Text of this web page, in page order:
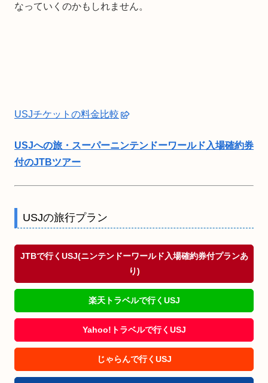
なっていくのかもしれません。
USJチケットの料金比較
USJへの旅・スーパーニンテンドーワールド入場確約券
付のJTBツアー
USJの旅行プラン
JTBで行くUSJ(ニンテンドーワールド入場確約券付プランあ
り)
楽天トラベルで行くUSJ
Yahoo!トラベルで行くUSJ
じゃらんで行くUSJ